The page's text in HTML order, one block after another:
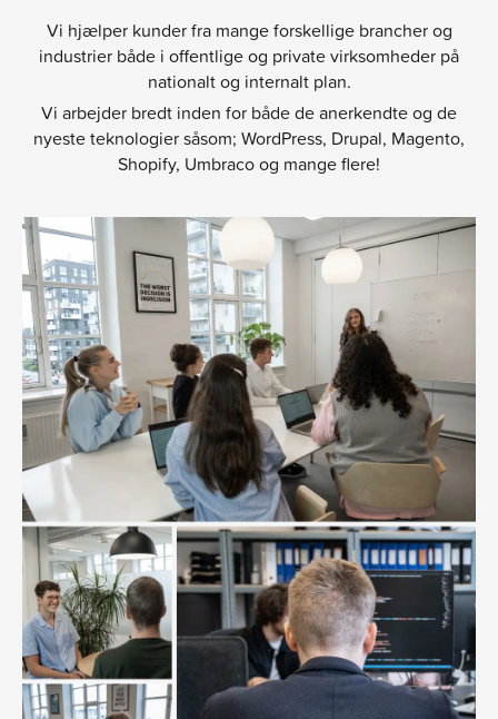
Vi hjælper kunder fra mange forskellige brancher og
industrier både i offentlige og private virksomheder på
nationalt og internalt plan.
Vi arbejder bredt inden for både de anerkendte og de
nyeste teknologier såsom; WordPress, Drupal, Magento,
Shopify, Umbraco og mange flere!